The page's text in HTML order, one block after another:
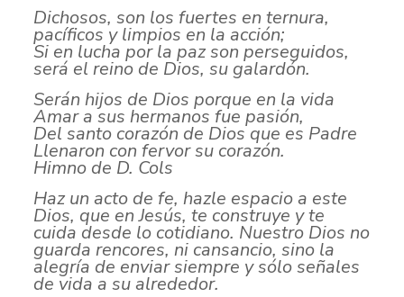
Dichosos, son los fuertes en ternura,
pacíficos y limpios en la acción;
Si en lucha por la paz son perseguidos,
será el reino de Dios, su galardón.
Serán hijos de Dios porque en la vida
Amar a sus hermanos fue pasión,
Del santo corazón de Dios que es Padre
Llenaron con fervor su corazón.
Himno de D. Cols
Haz un acto de fe, hazle espacio a este
Dios, que en Jesús, te construye y te
cuida desde lo cotidiano. Nuestro Dios no
guarda rencores, ni cansancio, sino la
alegría de enviar siempre y sólo señales
de vida a su alrededor.